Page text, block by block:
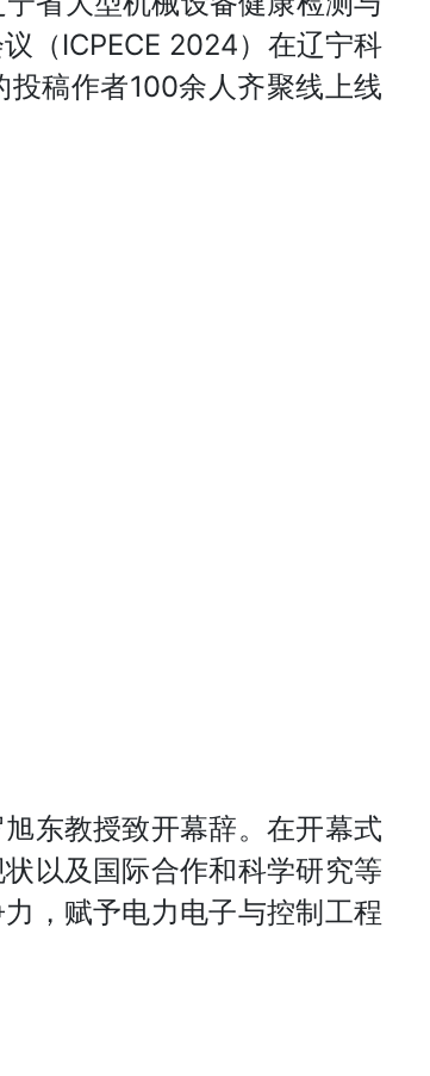
（ICPECE 2024）在辽宁科
稿作者100余人齐聚线上线
东教授致开幕辞。在开幕式
以及国际合作和科学研究等
，赋予电力电子与控制工程